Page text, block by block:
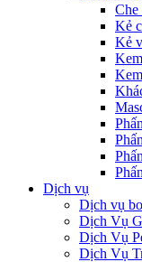
Che
Kẻ
Kẻ
Dịch vụ
Dịch vụ
Dịch Vụ
Dịch Vụ
Dịch Vụ